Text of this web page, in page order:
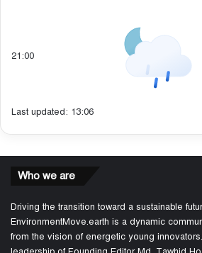
21:00
Last updated: 13:06
Who we are
Driving the transition toward a sustainable
EnvironmentMove.earth is a dynamic
from the vision of energetic young